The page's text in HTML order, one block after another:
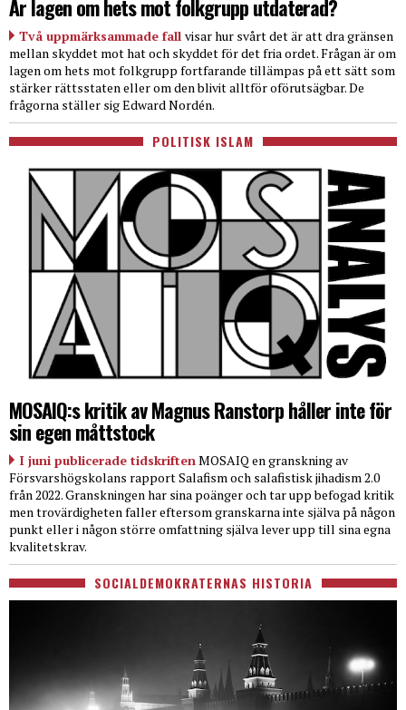
Är lagen om hets mot folkgrupp utdaterad?
Två uppmärksammade fall visar hur svårt det är att dra gränsen
mellan skyddet mot hat och skyddet för det fria ordet. Frågan är om
lagen om hets mot folkgrupp fortfarande tillämpas på ett sätt som
stärker rättsstaten eller om den blivit alltför oförutsägbar. De
frågorna ställer sig Edward Nordén.
POLITISK ISLAM
MOSAIQ:s kritik av Magnus Ranstorp håller inte för
sin egen måttstock
I juni publicerade tidskriftenMOSAIQ en granskning av
Försvarshögskolans rapport Salafism och salafistisk jihadism 2.0
från 2022. Granskningen har sina poänger och tar upp befogad kritik
men trovärdigheten faller eftersom granskarna inte själva på någon
punkt eller i någon större omfattning själva lever upp till sina egna
kvalitetskrav.
SOCIALDEMOKRATERNAS HISTORIA